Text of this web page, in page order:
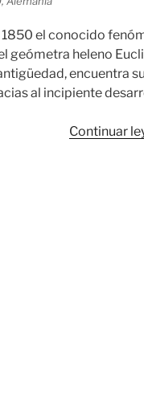
1850 el conocido
geómetra heleno
encuentra
al incipiente
Continuar